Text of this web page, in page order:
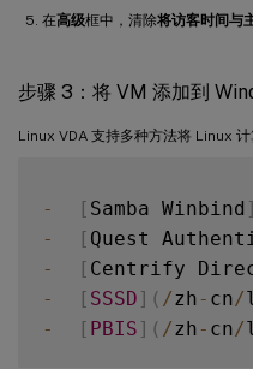
在高级框中，清除将访客时间与
步骤 3：将 VM 添加到
Linux VDA 支持多种方法将 Linux
- [ Samba Winbind ]
-
[ Quest
-
[ Centrify
-
[ SSSD ] ( /zh - cn/
-
[ PBIS ] ( /zh - cn/